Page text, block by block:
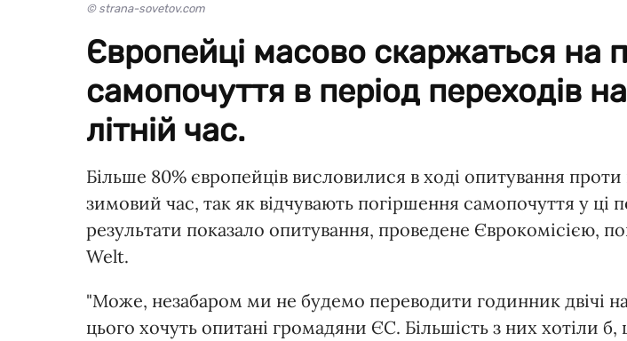
© strana-sovetov.com
Європейці масово скаржаться на
самопочуття в період переходів
літній час.
Більше 80% європейців висловилися в ході опитування проти
зимовий час, так як відчувають погіршення самопочуття у ці
результати показало опитування, проведене Єврокомісією,
Welt.
"Може, незабаром ми не будемо переводити годинник двічі
цього хочуть опитані громадяни ЄС. Більшість з них хотіли